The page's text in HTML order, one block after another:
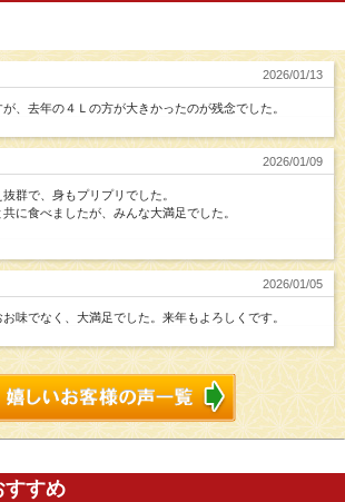
2026/01/13
、去年の４Ｌの方が大きかったのが残念でした。
2026/01/09
群で、身もプリプリでした。
に食べましたが、みんな大満足でした。
2026/01/05
味でなく、大満足でした。来年もよろしくです。
すすめ